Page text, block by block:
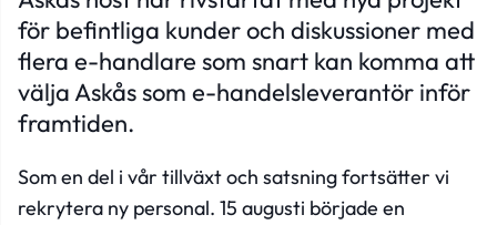
för befintliga kunder och diskussioner med
flera e-handlare som snart kan komma att
välja Askås som e-handelsleverantör inför
framtiden.
Som en del i vår tillväxt och satsning fortsätter vi
rekrytera ny personal. 15 augusti började en